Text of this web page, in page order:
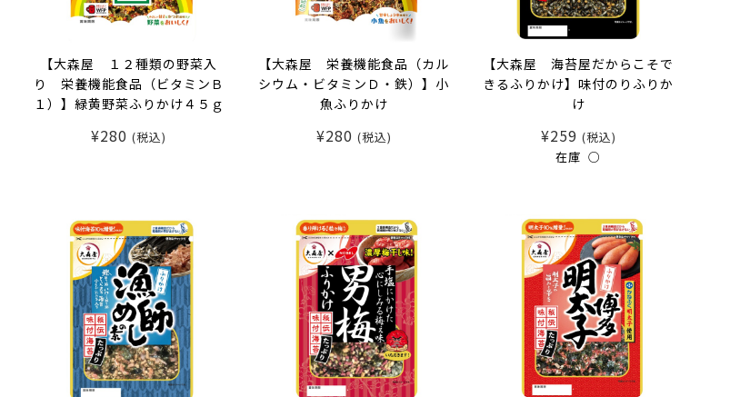
【大森屋 １２種類の野菜入
り 栄養機能食品（ビタミンＢ
１）】緑黄野菜ふりかけ４５ｇ
¥280 (税込)
【大森屋 栄養機能食品（カル
シウム・ビタミンＤ・鉄）】小
魚ふりかけ
¥280 (税込)
【大森屋 海苔屋だからこそで
きるふりかけ】味付のりふりか
け
¥259 (税込)
在庫 ○